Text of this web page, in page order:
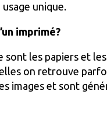
unique.
imprimé?
sont les papiers et
on retrouve
images et sont